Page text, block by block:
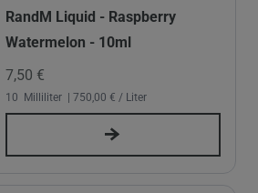
RandM Liquid - Raspberry
Watermelon - 10ml
7,50 €
10 Milliliter | 750,00 € / Liter